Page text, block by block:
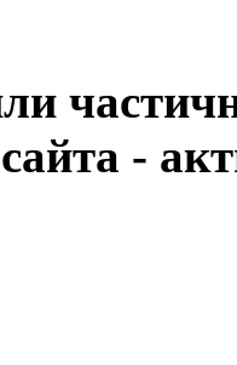
-